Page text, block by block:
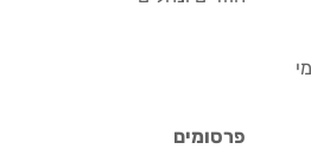
פרסומים